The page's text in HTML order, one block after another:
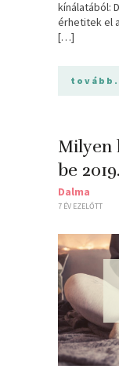
kínálatából:
érhetitek el
[…]
Milyen
be
Dalma
7 ÉV EZELŐTT